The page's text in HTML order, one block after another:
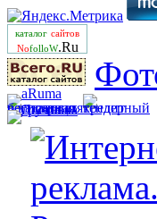
каталог сайтов
NofolloW.Ru